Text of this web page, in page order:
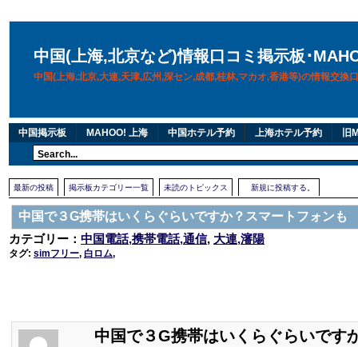
中国(上海,北京など)情報口コミ掲示板･
中国(上海,北京,大連,天津,広州,深セン,成都,桂林,マカオ,香港等)の情報交換
中国掲示板 MAHOO! 上海 中国ホテル予約 上海ホテル予約 旧
最新の投稿 掲示板カテゴリー一覧 未読のトピックス 新規に投稿する。
中国で３G携帯はいくらぐらいですか？スマートフォンも
カテゴリー： 中国電話,携帯電話,通信, 大連,瀋陽
タグ: simフリー, 白ロム,
中国で３G携帯はいくらぐらいです